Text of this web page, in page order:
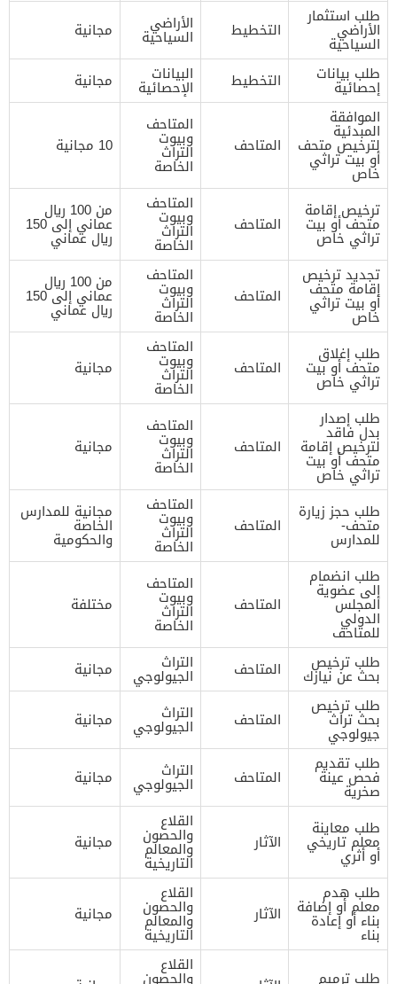
طلب استثمار
الأراضي
السياحية
التخطيط الأراضي
السياحية
مجانية
طلب بيانات
إحصائية التخطيط البيانات
الإحصائية
مجانية
الموافقة
المبدئية
لترخيص متحف
أو بيت تراثي
خاص
المتاحف
المتاحف
وبيوت
التراث
الخاصة
10 مجانية
ترخيص إقامة
متحف أو بيت
تراثي خاص
المتاحف
المتاحف
وبيوت
التراث
الخاصة
من 100 ريال
عماني إلى 150
ريال عماني
تجديد ترخيص
إقامة متحف
أو بيت تراثي
خاص
المتاحف
المتاحف
وبيوت
التراث
الخاصة
من 100 ريال
عماني إلى 150
ريال عماني
طلب إغلاق
متحف أو بيت
تراثي خاص
المتاحف
المتاحف
وبيوت
التراث
الخاصة
مجانية
طلب إصدار
بدل فاقد
لترخيص إقامة
متحف أو بيت
تراثي خاص
المتاحف
المتاحف
وبيوت
التراث
الخاصة
مجانية
طلب حجز زيارة
متحف-
للمدارس
المتاحف
المتاحف
وبيوت
التراث
الخاصة
مجانية للمدارس
الخاصة
والحكومية
طلب انضمام
إلى عضوية
المجلس
الدولي
للمتاحف
المتاحف
المتاحف
وبيوت
التراث
الخاصة
مختلفة
طلب ترخيص
بحث عن نيازك المتاحف التراث
الجيولوجي
مجانية
طلب ترخيص
بحث تراث
جيولوجي
المتاحف التراث
الجيولوجي
مجانية
طلب تقديم
فحص عينة
صخرية
المتاحف التراث
الجيولوجي مجانية
طلب معاينة
معلم تاريخي
أو أثري
الآثار
القلاع
والحصون
والمعالم
التاريخية
مجانية
طلب هدم
معلم أو إضافة
بناء أو إعادة
بناء
الآثار
القلاع
والحصون
والمعالم
التاريخية
مجانية
طلب ترميم
القلاع
والحصون